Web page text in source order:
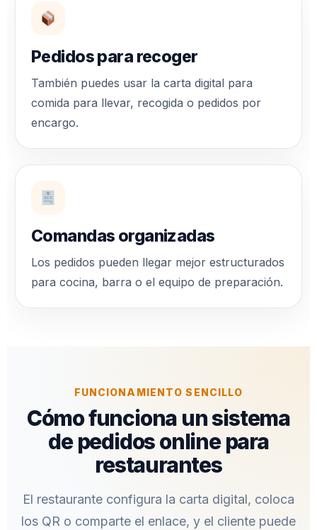
Pedidos para recoger
También puedes usar la carta digital para
comida para llevar, recogida o pedidos por
encargo.
Comandas organizadas
Los pedidos pueden llegar mejor estructurados
para cocina, barra o el equipo de preparación.
FUNCIONAMIENTO SENCILLO
Cómo funciona un sistema
de pedidos online para
restaurantes
El restaurante configura la carta digital, coloca
los QR o comparte el enlace, y el cliente puede